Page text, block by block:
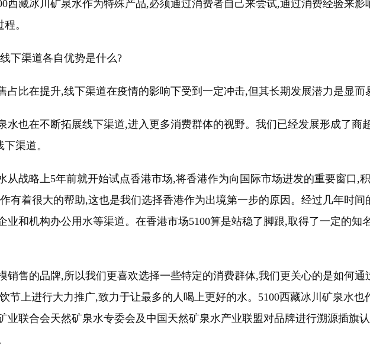
西藏冰川矿泉水作为特殊产品,必须通过消费者自己来尝试,通过消费经验来影
。
下渠道各自优势是什么?
占比在提升,线下渠道在疫情的影响下受到一定冲击,但其长期发展潜力是显而
水也在不断拓展线下渠道,进入更多消费群体的视野。我们已经发展形成了商
渠道。
从战略上5年前就开始试点香港市场,将香港作为向国际市场进发的重要窗口,
有着很大的帮助,这也是我们选择香港作为出境第一步的原因。经过几年时间
和机构办公用水等渠道。在香港市场5100算是站稳了脚跟,取得了一定的知
销售的品牌,所以我们更喜欢选择一些特定的消费群体,我们更关心的是如何
节上进行大力推广,致力于让最多的人喝上更好的水。5100西藏冰川矿泉水也
业联合会天然矿泉水专委会及中国天然矿泉水产业联盟对品牌进行溯源插旗